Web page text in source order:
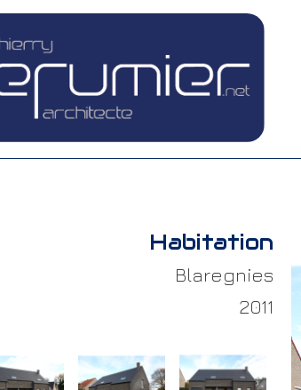
Habitation
Blaregnies
2011